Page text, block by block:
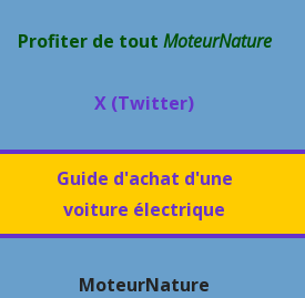
Profiter de tout MoteurNature
X (Twitter)
Guide d'achat d'une
voiture électrique
MoteurNature